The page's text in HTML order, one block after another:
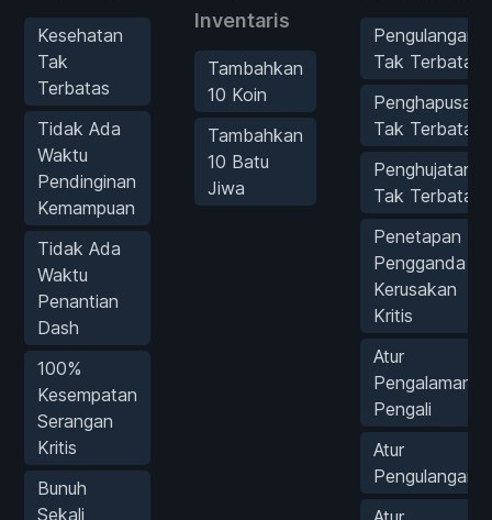
Kesehatan
Tak
Terbatas
Tidak Ada
Waktu
Pendinginan
Kemampuan
Tidak Ada
Waktu
Penantian
Dash
100%
Kesempatan
Serangan
Kritis
Bunuh
Sekali
Inventaris
Tambahkan
10 Koin
Tambahkan
10 Batu
Jiwa
Pengulangan
Tak Terbatas
Penghapusan
Tak Terbatas
Penghujatan
Tak Terbatas
Penetapan
Pengganda
Kerusakan
Kritis
Atur
Pengalaman
Pengali
Atur
Pengulangan